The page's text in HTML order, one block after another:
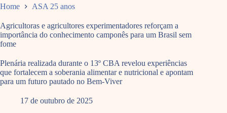
Home ASA 25 anos
Agricultoras e agricultores experimentadores reforçam a
importância do conhecimento camponês para um Brasil sem
fome
Plenária realizada durante o 13º CBA revelou experiências
que fortalecem a soberania alimentar e nutricional e apontam
para um futuro pautado no Bem-Viver
17 de outubro de 2025